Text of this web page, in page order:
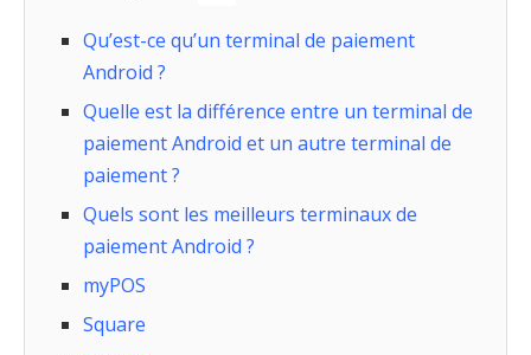
Qu’est-ce qu’un terminal de paiement
Android ?
Quelle est la différence entre un terminal de
paiement Android et un autre terminal de
paiement ?
Quels sont les meilleurs terminaux de
paiement Android ?
myPOS
Square